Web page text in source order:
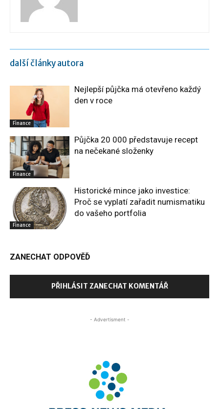
další články autora
Finance
Nejlepší půjčka má otevřeno každý
den v roce
Finance
Půjčka 20 000 představuje recept
na nečekané složenky
Finance
Historické mince jako investice:
Proč se vyplatí zařadit numismatiku
do vašeho portfolia
ZANECHAT ODPOVĚĎ
PŘIHLÁSIT ZANECHAT KOMENTÁŘ
- Advertisment -